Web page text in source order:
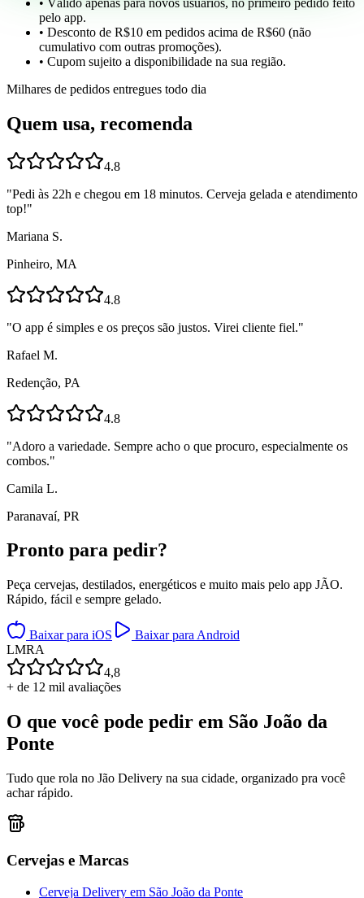
pelo app.
• Desconto de R$10 em pedidos acima de R$60 (não
cumulativo com outras promoções).
• Cupom sujeito a disponibilidade na sua região.
Milhares de pedidos entregues todo dia
Quem usa, recomenda
4.8
"Pedi às 22h e chegou em 18 minutos. Cerveja gelada e atendimento
top!"
Mariana S.
Pinheiro, MA
4.8
"O app é simples e os preços são justos. Virei cliente fiel."
Rafael M.
Redenção, PA
4.8
"Adoro a variedade. Sempre acho o que procuro, especialmente os
combos."
Camila L.
Paranavaí, PR
Pronto para pedir?
Peça cervejas, destilados, energéticos e muito mais pelo app JÃO.
Rápido, fácil e sempre gelado.
Baixar para iOS
Baixar para Android
LMRA
4,8
+ de 12 mil avaliações
O que você pode pedir em São João da
Ponte
Tudo que rola no Jão Delivery na sua cidade, organizado pra você
achar rápido.
Cervejas e Marcas
Cerveja Delivery em São João da Ponte